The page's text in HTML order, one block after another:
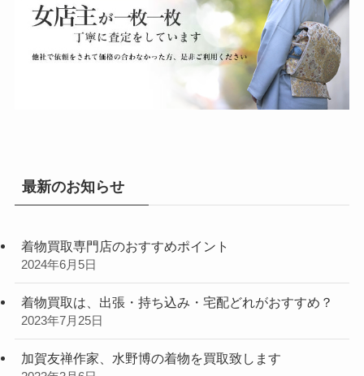
最新のお知らせ
着物買取専門店のおすすめポイント
2024年6月5日
着物買取は、出張・持ち込み・宅配どれがおすすめ？
2023年7月25日
加賀友禅作家、水野博の着物を買取致します